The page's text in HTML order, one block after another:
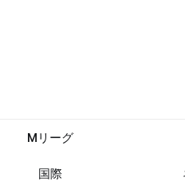
Mリーグ
国際